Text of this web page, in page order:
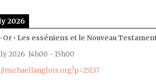
2026
Or • Les esséniens et le Nouveau
2026 14h00 - 15h00
michaellanglois.org?p=25137